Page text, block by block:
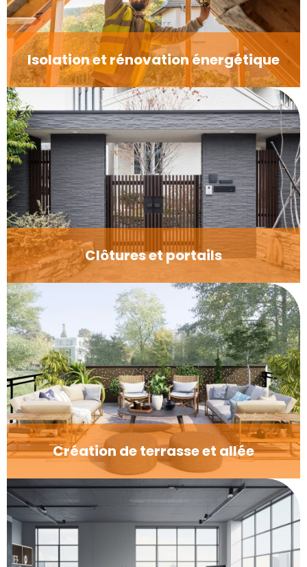
Isolation et rénovation énergétique
Clôtures et portails
Création de terrasse et allée